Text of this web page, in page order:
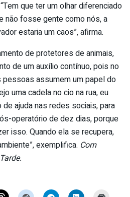
que ter um olhar diferenciado
não fosse gente como nós, a
estaria um caos”, afirma.
de protetores de animais,
de um auxílio contínuo, pois no
assumem um papel do
uma cadela no cio na rua, eu
de ajuda nas redes sociais, para
operatório de dez dias, porque
isso. Quando ela se recupera,
exemplifica. Com